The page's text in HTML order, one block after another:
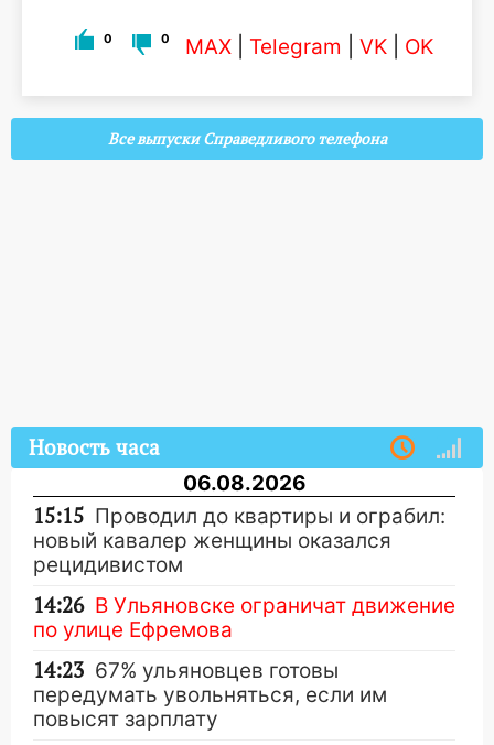
0 0 MAX Telegram VK OK
Все выпуски Справедливого телефона
Новость часа
06.08.2026
15:15 Проводил до квартиры и ограбил:
новый кавалер женщины оказался
рецидивистом
14:26 В Ульяновске ограничат движение
по улице Ефремова
14:23 67% ульяновцев готовы
передумать увольняться, если им
повысят зарплату